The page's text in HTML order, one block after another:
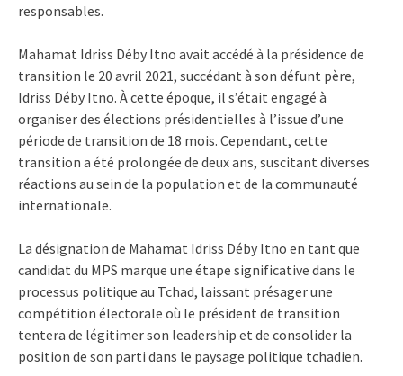
responsables.
Mahamat Idriss Déby Itno avait accédé à la présidence de
transition le 20 avril 2021, succédant à son défunt père,
Idriss Déby Itno. À cette époque, il s’était engagé à
organiser des élections présidentielles à l’issue d’une
période de transition de 18 mois. Cependant, cette
transition a été prolongée de deux ans, suscitant diverses
réactions au sein de la population et de la communauté
internationale.
La désignation de Mahamat Idriss Déby Itno en tant que
candidat du MPS marque une étape significative dans le
processus politique au Tchad, laissant présager une
compétition électorale où le président de transition
tentera de légitimer son leadership et de consolider la
position de son parti dans le paysage politique tchadien.